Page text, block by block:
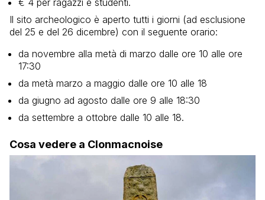
€ 4 per ragazzi e studenti.
Il sito archeologico è aperto tutti i giorni (ad esclusione
del 25 e del 26 dicembre) con il seguente orario:
da novembre alla metà di marzo dalle ore 10 alle ore
17:30
da metà marzo a maggio dalle ore 10 alle 18
da giugno ad agosto dalle ore 9 alle 18:30
da settembre a ottobre dalle 10 alle 18.
Cosa vedere a Clonmacnoise